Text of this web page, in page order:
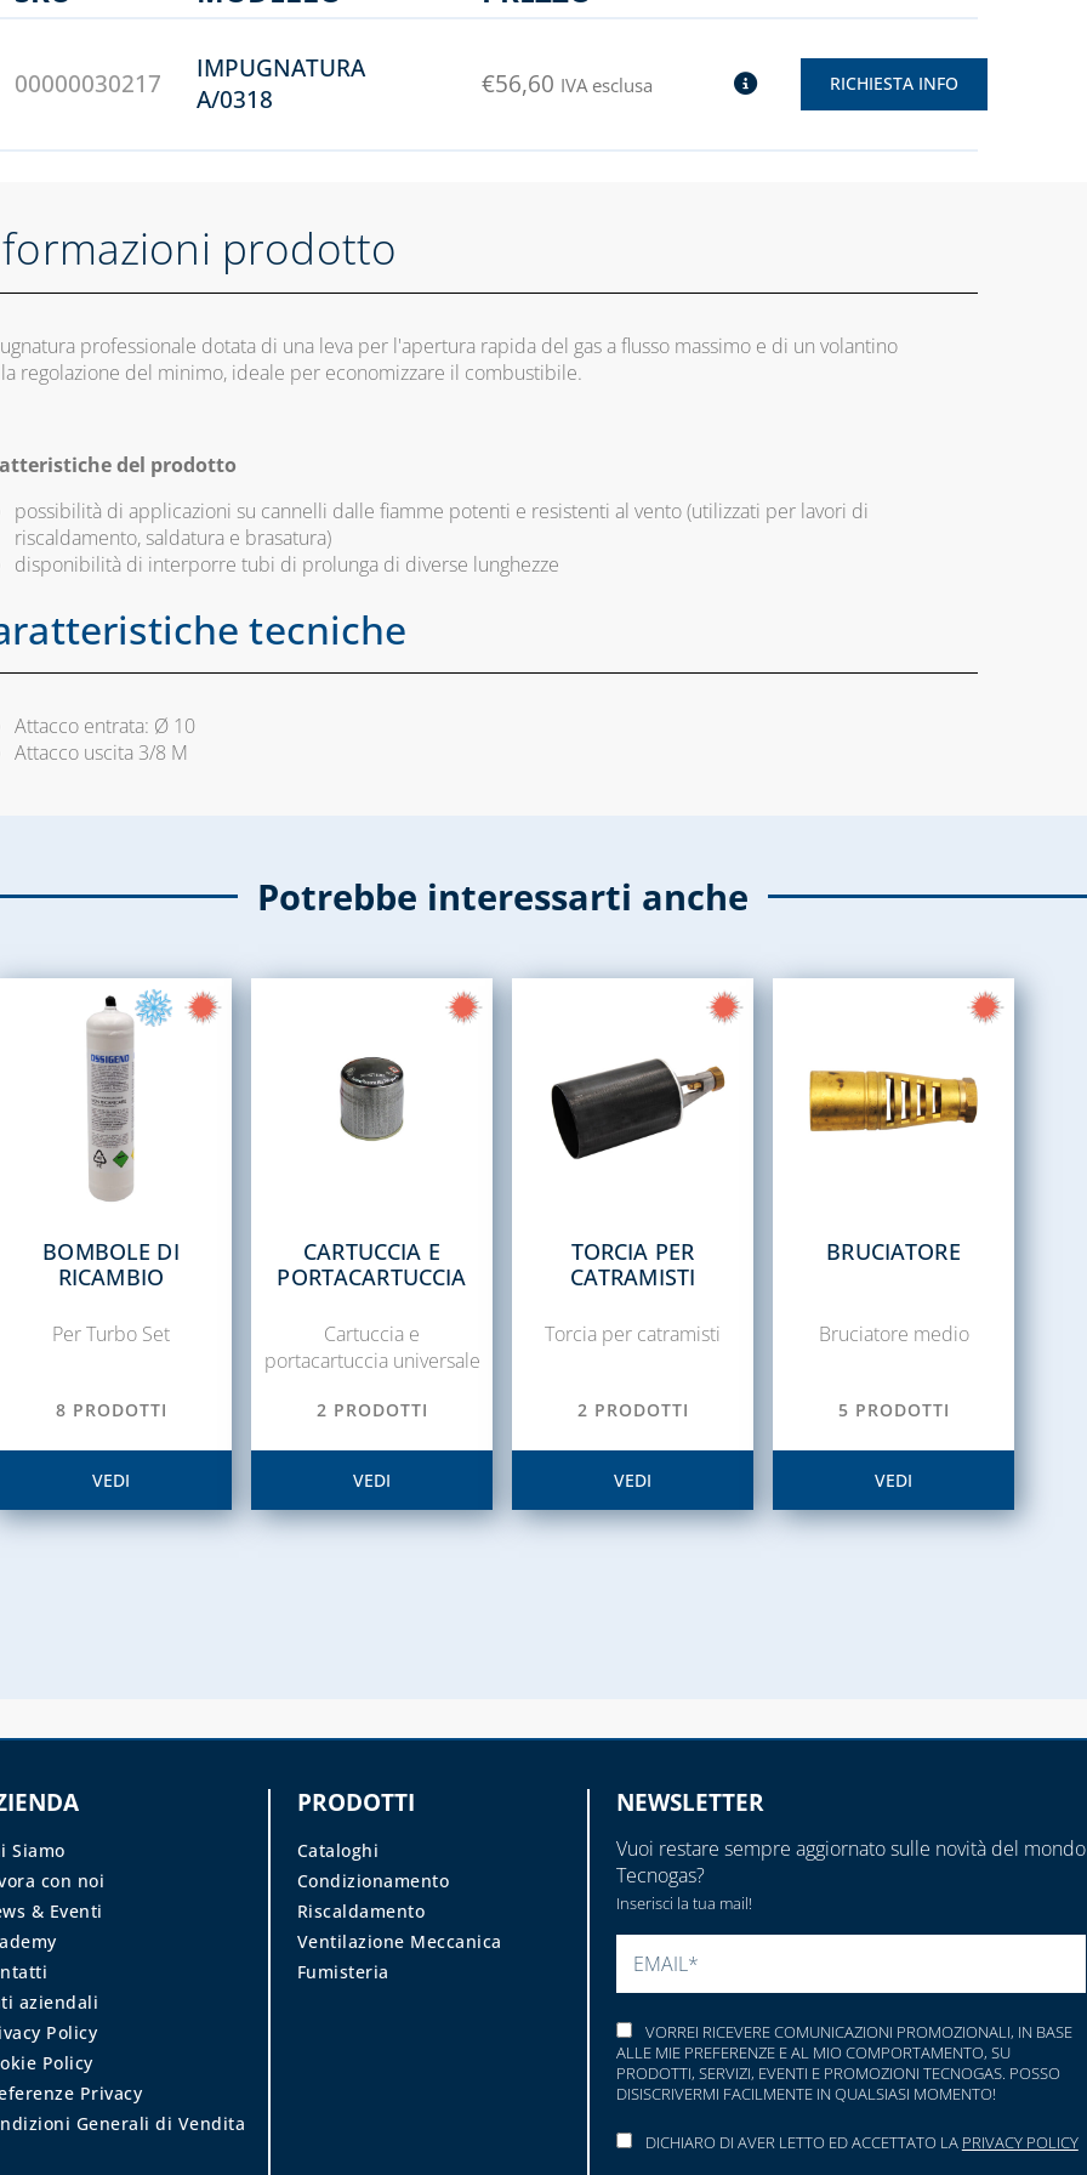
00000030217
IMPUGNATURA
A/0318
€56,60 IVA esclusa RICHIESTA INFO
prodotto
professionale dotata di una leva per l'apertura rapida del gas a flusso massimo e di un volantino
regolazione del minimo, ideale per economizzare il combustibile.
del prodotto
possibilità di applicazioni su cannelli dalle fiamme potenti e resistenti al vento (utilizzati per lavori di
riscaldamento, saldatura e brasatura)
disponibilità di interporre tubi di prolunga di diverse lunghezze
tecniche
Attacco entrata: Ø 10
Attacco uscita 3/8 M
Potrebbe interessarti anche
BOMBOLE DI
RICAMBIO
Per Turbo Set
8 PRODOTTI
VEDI
CARTUCCIA E
PORTACARTUCCIA
Cartuccia e
portacartuccia universale
2 PRODOTTI
VEDI
TORCIA PER
CATRAMISTI
Torcia per catramisti
2 PRODOTTI
VEDI
BRUCIATORE
Bruciatore medio
5 PRODOTTI
VEDI
Siamo
con noi
& Eventi
aziendali
Policy
Policy
Privacy
Generali di Vendita
PRODOTTI
Cataloghi
Condizionamento
Riscaldamento
Ventilazione Meccanica
Fumisteria
NEWSLETTER
Vuoi restare sempre aggiornato sulle novità del mondo
Tecnogas?
Inserisci la tua mail!
VORREI RICEVERE COMUNICAZIONI PROMOZIONALI, IN BASE
ALLE MIE PREFERENZE E AL MIO COMPORTAMENTO, SU
PRODOTTI, SERVIZI, EVENTI E PROMOZIONI TECNOGAS. POSSO
DISISCRIVERMI FACILMENTE IN QUALSIASI MOMENTO!
DICHIARO DI AVER LETTO ED ACCETTATO LA PRIVACY POLICY